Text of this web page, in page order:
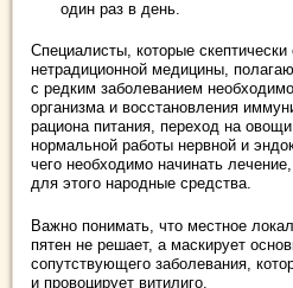
один раз в день.
Специалисты, которые скептически
нетрадиционной медицины,
с редким заболеванием
организма и восстановления
рациона питания, переход на
нормальной работы нервной и
чего необходимо начинать
для этого народные средства.
Важно понимать, что местное
пятен не решает, а маскирует
сопутствующего заболевания,
и провоцирует витилиго.